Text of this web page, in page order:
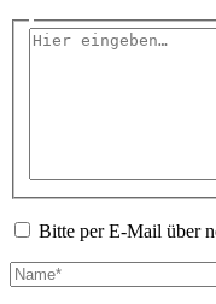
Hier
Bitte per E-Mail über
Name*